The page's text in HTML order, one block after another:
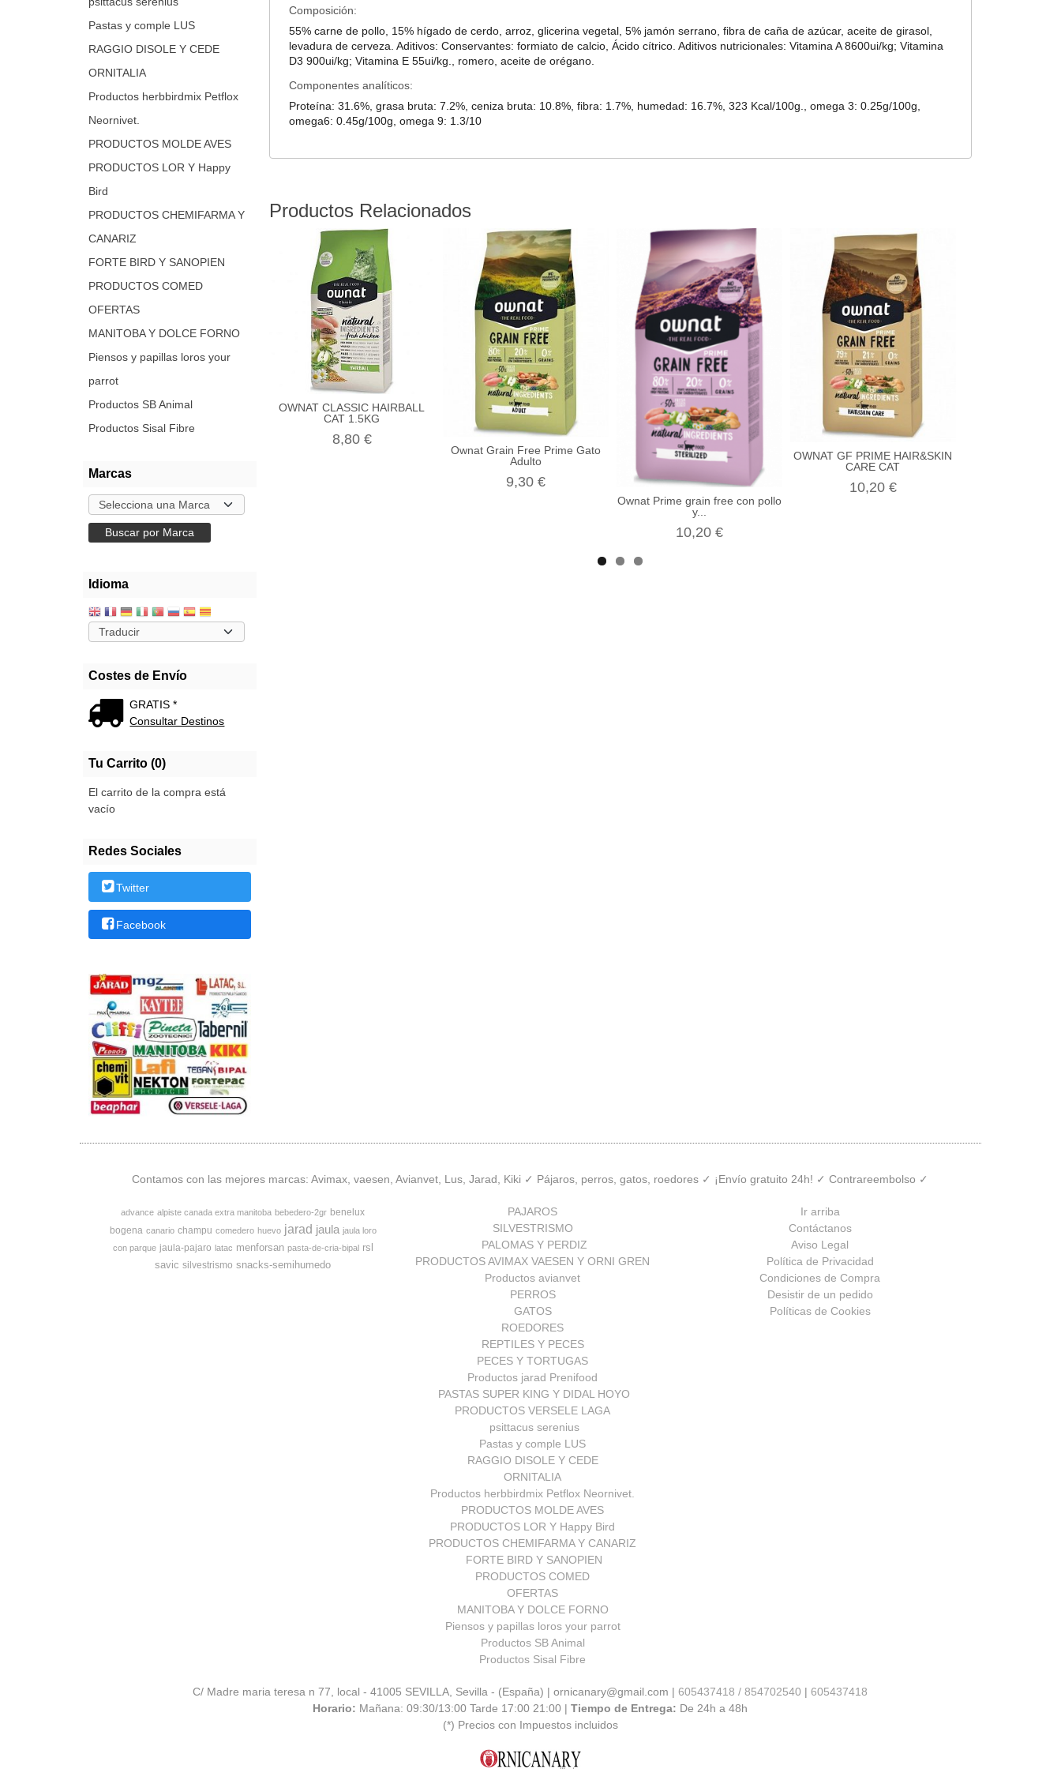
Pastas y comple LUS
RAGGIO DISOLE Y CEDE
ORNITALIA
Productos herbbirdmix Petflox
Neornivet.
PRODUCTOS MOLDE AVES
PRODUCTOS LOR Y Happy
Bird
PRODUCTOS CHEMIFARMA Y
CANARIZ
FORTE BIRD Y SANOPIEN
PRODUCTOS COMED
OFERTAS
MANITOBA Y DOLCE FORNO
Piensos y papillas loros your
parrot
Productos SB Animal
Productos Sisal Fibre
Marcas
Idioma
Costes de Envío
GRATIS *
Consultar Destinos
Tu Carrito (0)
El carrito de la compra está
vacío
Redes Sociales
Twitter
Facebook
Composición:
55% carne de pollo, 15% hígado de cerdo, arroz, glicerina vegetal, 5% jamón serrano, fibra de caña de azúcar, aceite de girasol,
levadura de cerveza. Aditivos: Conservantes: formiato de calcio, Ácido cítrico. Aditivos nutricionales: Vitamina A 8600ui/kg; Vitamina
D3 900ui/kg; Vitamina E 55ui/kg., romero, aceite de orégano.
Componentes analíticos:
Proteína: 31.6%, grasa bruta: 7.2%, ceniza bruta: 10.8%, fibra: 1.7%, humedad: 16.7%, 323 Kcal/100g., omega 3: 0.25g/100g,
omega6: 0.45g/100g, omega 9: 1.3/10
Productos Relacionados
OWNAT CLASSIC HAIRBALL
CAT 1.5KG
8,80 €
Ownat Grain Free Prime Gato
Adulto
9,30 €
Ownat Prime grain free con pollo
y...
10,20 €
OWNAT GF PRIME HAIR&SKIN
CARE CAT
10,20 €
Contamos con las mejores marcas: Avimax, vaesen, Avianvet, Lus, Jarad, Kiki ✓ Pájaros, perros, gatos, roedores ✓ ¡Envío gratuito 24h! ✓ Contrareembolso ✓
advance alpiste canada extra manitoba bebedero-2gr benelux
bogena canario champu comedero huevo jarad jaula jaula loro
con parque jaula-pajaro latac menforsan pasta-de-cria-bipal rsl
savic silvestrismo snacks-semihumedo
PAJAROS
SILVESTRISMO
PALOMAS Y PERDIZ
PRODUCTOS AVIMAX VAESEN Y ORNI GREN
Productos avianvet
PERROS
GATOS
ROEDORES
REPTILES Y PECES
PECES Y TORTUGAS
Productos jarad Prenifood
PASTAS SUPER KING Y DIDAL HOYO
PRODUCTOS VERSELE LAGA
psittacus serenius
Pastas y comple LUS
RAGGIO DISOLE Y CEDE
ORNITALIA
Productos herbbirdmix Petflox Neornivet.
PRODUCTOS MOLDE AVES
PRODUCTOS LOR Y Happy Bird
PRODUCTOS CHEMIFARMA Y CANARIZ
FORTE BIRD Y SANOPIEN
PRODUCTOS COMED
OFERTAS
MANITOBA Y DOLCE FORNO
Piensos y papillas loros your parrot
Productos SB Animal
Productos Sisal Fibre
Ir arriba
Contáctanos
Aviso Legal
Política de Privacidad
Condiciones de Compra
Desistir de un pedido
Políticas de Cookies
C/ Madre maria teresa n 77, local - 41005 SEVILLA, Sevilla - (España) | ornicanary@gmail.com |605437418 / 854702540 |605437418
Horario: Mañana: 09:30/13:00 Tarde 17:00 21:00 |Tiempo de Entrega: De 24h a 48h
(*) Precios con Impuestos incluidos